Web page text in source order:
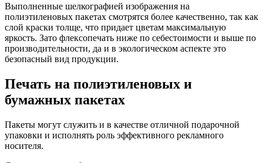
Выполненные шелкографией изображения на
полиэтиленовых пакетах смотрятся более качественно, так как
слой краски толще, что придает цветам максимальную
яркость. Зато флексопечать ниже по себестоимости и выше по
производительности, да и в экологическом аспекте это
безопасный вид продукции.
Печать на полиэтиленовых и
бумажных пакетах
Пакеты могут служить и в качестве отличной подарочной
упаковки и исполнять роль эффективного рекламного
носителя.